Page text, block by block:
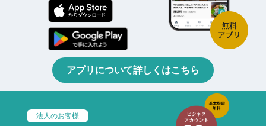
アプリについて詳しくはこちら
法人のお客様